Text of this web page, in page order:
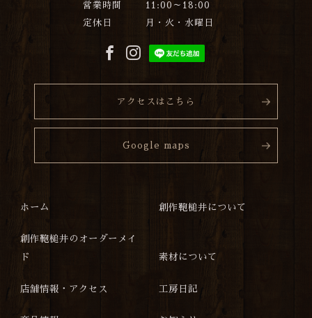
営業時間
11:00～18:00
定休日
月・火・水曜日
アクセスはこちら
Google maps
ホーム 創作鞄槌井について
創作鞄槌井のオーダーメイ
ド
素材について
店舗情報・アクセス 工房日記